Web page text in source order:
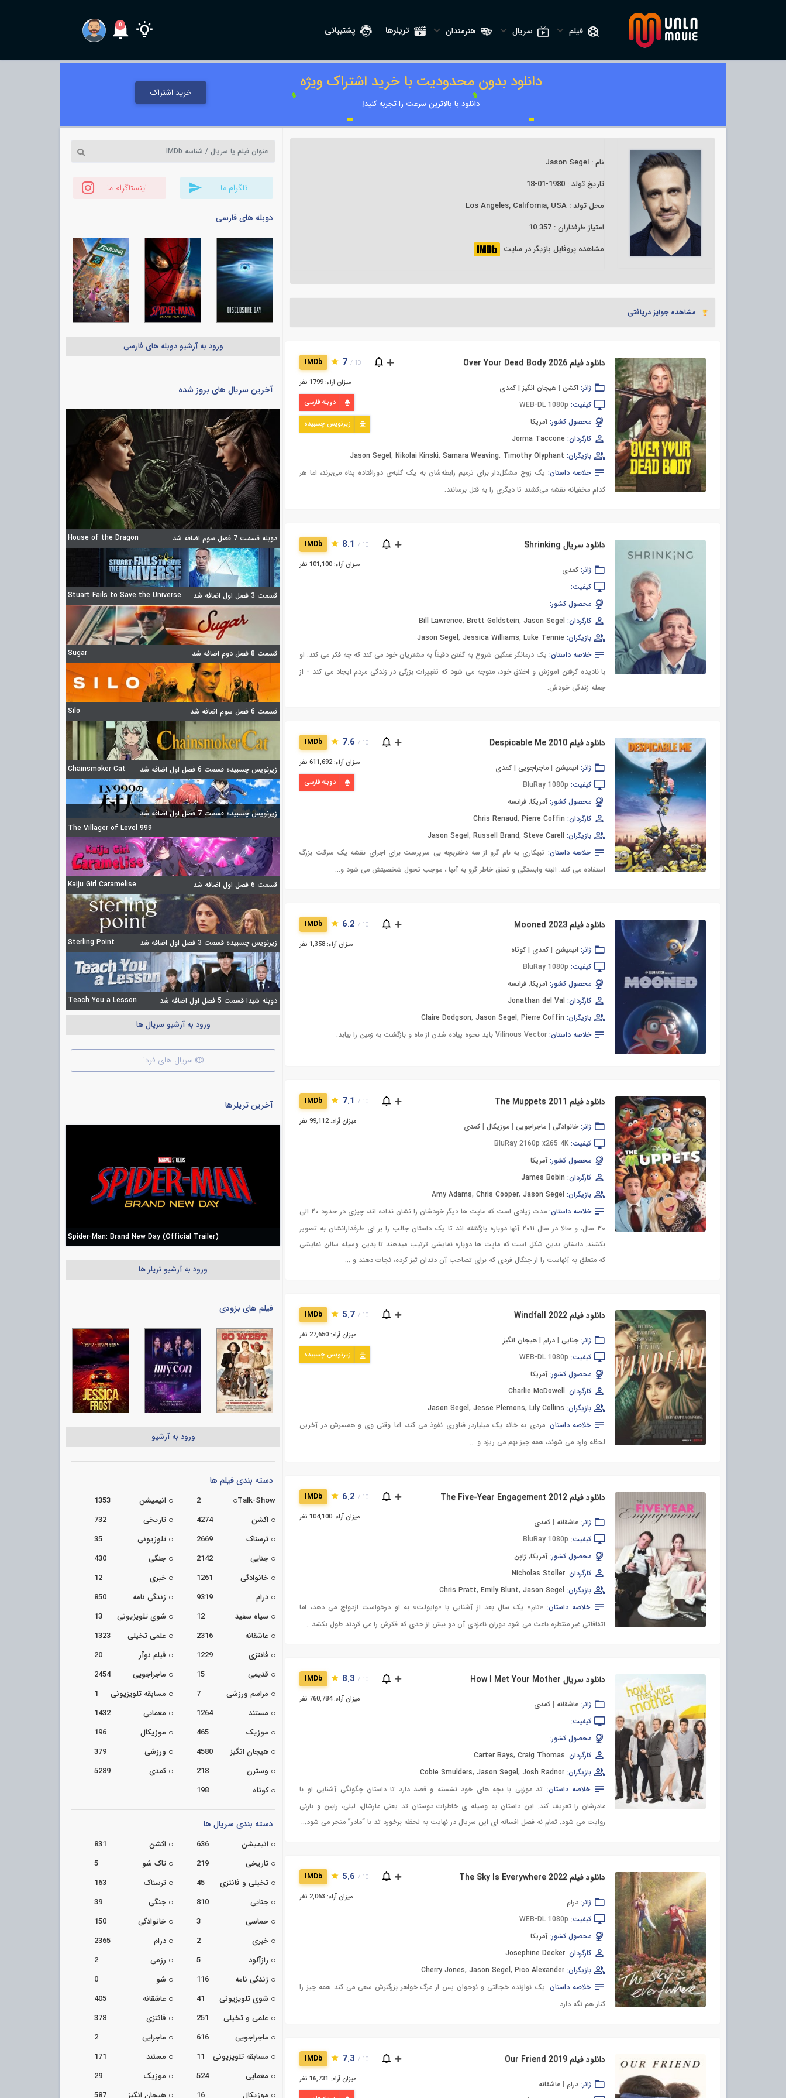
فیلم سریال هنرمندان تریلرها پشتیبانی 0
دانلود بدون محدودیت با خرید اشتراک ویژه
دانلود با بالاترین سرعت را تجربه کنید!
خرید اشتراک
نام : Jason Segel
تاریخ تولد : 1980-01-18
محل تولد : Los Angeles, California, USA
امتیاز طرفداران : 10.357
مشاهده پروفایل بازیگر در سایت
مشاهده جوایز دریافتی
دانلود فیلم Over Your Dead Body 2026 10 /
7
IMDb
میزان آراء: 1799 نفر
دوبله فارسی
زیرنویس چسبیده
ژانر: اکشن| هیجان انگیز| کمدی
کیفیت: WEB-DL 1080p
محصول کشور: آمریکا
کارگردان: Jorma Taccone
بازیگران:
Jason Segel,Nikolai Kinski,Samara Weaving, Timothy Olyphant
خلاصه داستان: یک زوجِ مشکل‌دار برای ترمیم رابطه‌شان به یک کلبه‌ی دورافتاده پناه می‌برند، اما هر
کدام مخفیانه نقشه می‌کشند تا دیگری را به قتل برسانند.
دانلود سریال Shrinking 10 /
8.1
IMDb
میزان آراء: 101,100 نفر ژانر: کمدی
کیفیت:
محصول کشور:
کارگردان:
Bill Lawrence,Brett Goldstein,Jason Segel
بازیگران:
Jason Segel,Jessica Williams,Luke Tennie
خلاصه داستان: یک درمانگر غمگین شروع به گفتن دقیقاً به مشتریان خود می کند که چه فکر می کند. او
با نادیده گرفتن آموزش و اخلاق خود، متوجه می شود که تغییرات بزرگی در زندگی مردم ایجاد می کند - از
جمله زندگی خودش.
دانلود فیلم Despicable Me 2010 10 /
7.6
IMDb
میزان آراء: 611,692 نفر
دوبله فارسی
ژانر: انیمیشن| ماجراجویی| کمدی
کیفیت: BluRay 1080p
محصول کشور: آمریکا, فرانسه
کارگردان:
Chris Renaud,Pierre Coffin
بازیگران:
Jason Segel,Russell Brand,Steve Carell
خلاصه داستان: تبهکاری به نام گرو از سه دختربچه بی سرپرست برای اجرای نقشه یک سرقت بزرگ
استفاده می کند. البته وابستگی و تعلق خاطر گرو به آنها ، موجب تحول شخصیتش می شود و...
دانلود فیلم Mooned 2023 10 /
6.2
IMDb
میزان آراء: 1,358 نفر ژانر: انیمیشن| کمدی | کوتاه
کیفیت: BluRay 1080p
محصول کشور: آمریکا, فرانسه
کارگردان: Jonathan del Val
بازیگران:
Claire Dodgson,Jason Segel,Pierre Coffin
خلاصه داستان: Vilinous Vector باید نحوه پیاده شدن از ماه و بازگشت به زمین را بیابد.
دانلود فیلم The Muppets 2011 10 /
7.1
IMDb
میزان آراء: 99,112 نفر ژانر: خانوادگی| ماجراجویی| موزیکال| کمدی
کیفیت: BluRay 2160p x265 4K
محصول کشور: آمریکا
کارگردان: James Bobin
بازیگران:
Amy Adams,Chris Cooper,Jason Segel
خلاصه داستان:
مدت زیادی است که ماپت ها دیگر خودشان را نشان نداده اند، چیزی در حدود ۲۰ الی
۳۰ سال، و حالا در سال ۲۰۱۱ آنها دوباره بازگشته اند تا یک داستان جالب را بر ای طرفدارانشان به تصویر
بکشند. داستان بدین شکل است که ماپت ها دوباره نمایشی ترتیب میدهند تا بدین وسیله سالن نمایشی
که متعلق به آنهاست را از چنگال فردی که برای تصاحب آن دندان تیز کرده، نجات دهند و ...
دانلود فیلم Windfall 2022 10 /
5.7
IMDb
میزان آراء: 27,650 نفر
زیرنویس چسبیده
ژانر: جنایی| درام| هیجان انگیز
کیفیت: WEB-DL 1080p
محصول کشور: آمریکا
کارگردان: Charlie McDowell
بازیگران:
Jason Segel,Jesse Plemons,Lily Collins
خلاصه داستان:مردی به خانه یک میلیاردر فناوری نفوذ می کند، اما وقتی وی و همسرش در آخرین
لحظه وارد می شوند، همه چیز بهم می ریزد و ...
دانلود فیلم The Five-Year Engagement 2012 10 /
6.2
IMDb
میزان آراء: 104,100 نفر ژانر: عاشقانه | کمدی
کیفیت: BluRay 1080p
محصول کشور: آمریکا, ژاپن
کارگردان: Nicholas Stoller
بازیگران:
Chris Pratt,Emily Blunt,Jason Segel
خلاصه داستان:«تام» یک سال بعد از آشنایی با «وایولت» به او درخواست ازدواج می دهد، اما
اتفاقاتی غیر منتظره باعث می شود دوران نامزدی آن دو بیش از حدی که فکرش را می کردند طول بکشد...
دانلود سریال How I Met Your Mother 10 /
8.3
IMDb
میزان آراء: 760,784 نفر ژانر: عاشقانه | کمدی
کیفیت:
محصول کشور:
کارگردان:
Carter Bays,Craig Thomas
بازیگران:
Cobie Smulders,Jason Segel,Josh Radnor
خلاصه داستان: تد موزبی با بچه های خود نشسته و قصد دارد تا داستان چگونگی آشنایی او با
مادرشان را تعریف کند. این داستان به وسیله ی خاطرات دوستان تد یعنی مارشال، لیلی، رابین و بارنی
روایت می شود. تمام نه فصل افسانه ای این سریال در نهایت به لحظه برخورد تد با “مادر” منجر می شود...
دانلود فیلم The Sky Is Everywhere 2022 10 /
5.6
IMDb
میزان آراء: 2,063 نفر ژانر: درام
کیفیت: WEB-DL 1080p
محصول کشور: آمریکا
کارگردان: Josephine Decker
بازیگران:
Cherry Jones,Jason Segel,Pico Alexander
خلاصه داستان: یک نوازنده خجالتی و نوجوان پس از مرگ خواهر بزرگترش سعی می کند همه چیز را
کنار هم نگه دارد.
دانلود فیلم Our Friend 2019 10 /
7.3
IMDb
میزان آراء: 16,731 نفر
ژانر: درام| عاشقانه
تلگرام ما اینستاگرام ما
دوبله های فارسی
ورود به آرشیو دوبله های فارسی
آخرین سریال های بروز شده
دوبله قسمت 7 فصل سوم اضافه شد House of the Dragon
قسمت 3 فصل اول اضافه شد Stuart Fails to Save the Universe
قسمت 8 فصل دوم اضافه شد Sugar
قسمت 6 فصل سوم اضافه شد Silo
زیرنویس چسبیده قسمت 6 فصل اول اضافه شد Chainsmoker Cat
زیرنویس چسبیده قسمت 7 فصل اول اضافه شد
The Villager of Level 999
قسمت 6 فصل اول اضافه شد Kaiju Girl Caramelise
زیرنویس چسبیده قسمت 3 فصل اول اضافه شد Sterling Point
دوبله شیدا قسمت 5 فصل اول اضافه شد Teach You a Lesson
ورود به آرشیو سریال ها
سریال های فردا
آخرین تریلرها
Spider-Man: Brand New Day (Official Trailer)
ورود به آرشیو تریلر ها
فیلم های بزودی
ورود به آرشیو
دسته بندی فیلم ها
Talk-Show
2 انیمیشن
1353
اکشن
4274 تاریخی
732
ترسناک
2669 تلوزیونی
35
جنایی
2142 جنگی
430
خانوادگی
1261 خبری
12
درام
9319 زندگی نامه
850
سیاه سفید
12 شوی تلویزیونی
13
عاشقانه
2316 علمی تخیلی
1323
فانتزی
1229 فیلم نوآر
20
قدیمی
15 ماجراجویی
2454
مراسم ورزشی
7 مسابقه تلویزیونی
1
مستند
1264 معمایی
1432
موزیک
465 موزیکال
196
هیجان انگیز
4580 ورزشی
379
وسترن
218 کمدی
5289
کوتاه
198
دسته بندی سریال ها
انیمیشن 636 اکشن
831
تاریخی
219 تاک شو
5
تخیلی و فانتزی
45 ترسناک
163
جنایی
810 جنگی
39
حماسی
3 خانوادگی
150
خبری
2 درام
2365
رازآلود
5 رزمی
2
زندگی نامه
116 شو
0
شوی تلویزیونی
41 عاشقانه
405
علمی و تخیلی
251 فانتزی
378
ماجراجویی
616 ماجرایی
2
مسابقه تلویزیونی
11 مستند
171
معمایی
524 موزیک
29
موزیکال
16 هیجان انگیز 587